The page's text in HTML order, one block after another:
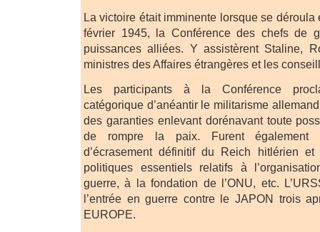
La victoire était imminente lorsque se déroula
février 1945, la Conférence des chefs de
puissances alliées. Y assistèrent Staline,
ministres des Affaires étrangères et les
Les participants à la Conférence
catégorique d’anéantir le militarisme
des garanties enlevant dorénavant toute
de rompre la paix. Furent également
d’écrasement définitif du Reich hitlérien
politiques essentiels relatifs à
guerre, à la fondation de l’ONU, etc.
l’entrée en guerre contre le JAPON trois
EUROPE.